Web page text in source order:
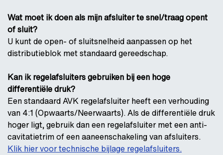
Wat moet ik doen als mijn afsluiter te snel/traag opent
of sluit?
U kunt de open- of sluitsnelheid aanpassen op het
distributieblok met standaard gereedschap.
Kan ik regelafsluiters gebruiken bij een hoge
differentiële druk?
Een standaard AVK regelafsluiter heeft een verhouding
van 4:1 (Opwaarts/Neerwaarts). Als de differentiële druk
hoger ligt, gebruik dan een regelafsluiter met een anti-
cavitatietrim of een aaneenschakeling van afsluiters.
Klik hier voor technische bijlage regelafsluiters.